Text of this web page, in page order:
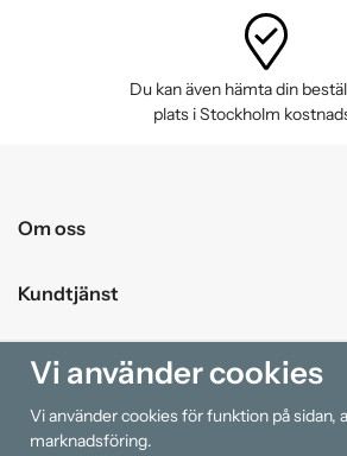
Du kan även hämta din
plats i Stockholm
Om oss
Kundtjänst
Handla
Information
Vi använder cookies
Vi använder cookies för funktion på sidan,
marknadsföring.